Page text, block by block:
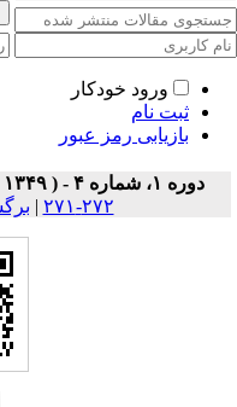
ورود خودکار
ثبت نام
بازیابی رمز عبور
دوره ۱، شماره ۴ - ( ۱۳۴۹ )
۲۷۲-۲۷۱
|